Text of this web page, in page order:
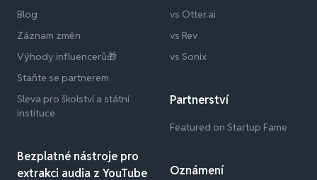
Blog
Záznam změn
Výhody influencerů🎁
Staňte se partnerem
Sleva pro školství a státní
instituce
Bezplatné nástroje pro
extrakci audia z YouTube
vs Otter.ai
vs Rev
vs Sonix
Partnerství
Featured on Startup Fame
Oznámení